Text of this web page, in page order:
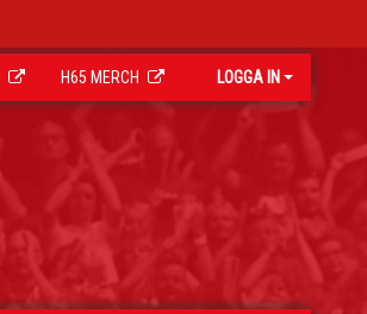
H65 MERCH LOGGA IN